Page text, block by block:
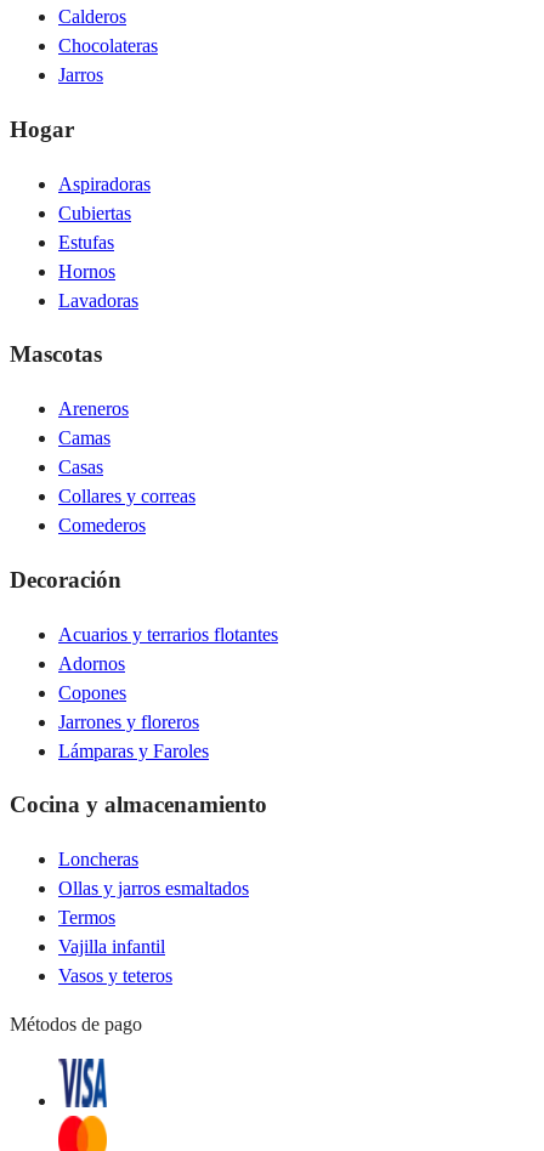
Calderos
Chocolateras
Jarros
Hogar
Aspiradoras
Cubiertas
Estufas
Hornos
Lavadoras
Mascotas
Areneros
Camas
Casas
Collares y correas
Comederos
Decoración
Acuarios y terrarios flotantes
Adornos
Copones
Jarrones y floreros
Lámparas y Faroles
Cocina y almacenamiento
Loncheras
Ollas y jarros esmaltados
Termos
Vajilla infantil
Vasos y teteros
Métodos de pago